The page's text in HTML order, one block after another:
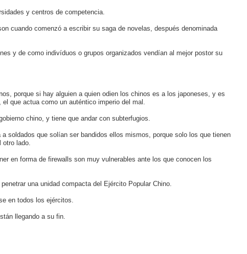
y centros de competencia.
cuando comenzó a escribir su saga de novelas, después denominada
y de como indivíduos o grupos organizados vendían al mejor postor su
porque si hay alguien a quien odien los chinos es a los japoneses, y es
que actua como un auténtico imperio del mal.
chino, y tiene que andar con subterfugios.
soldados que solían ser bandidos ellos mismos, porque solo los que tienen
lado.
en forma de firewalls son muy vulnerables ante los que conocen los
una unidad compacta del Ejército Popular Chino.
en todos los ejércitos.
llegando a su fin.